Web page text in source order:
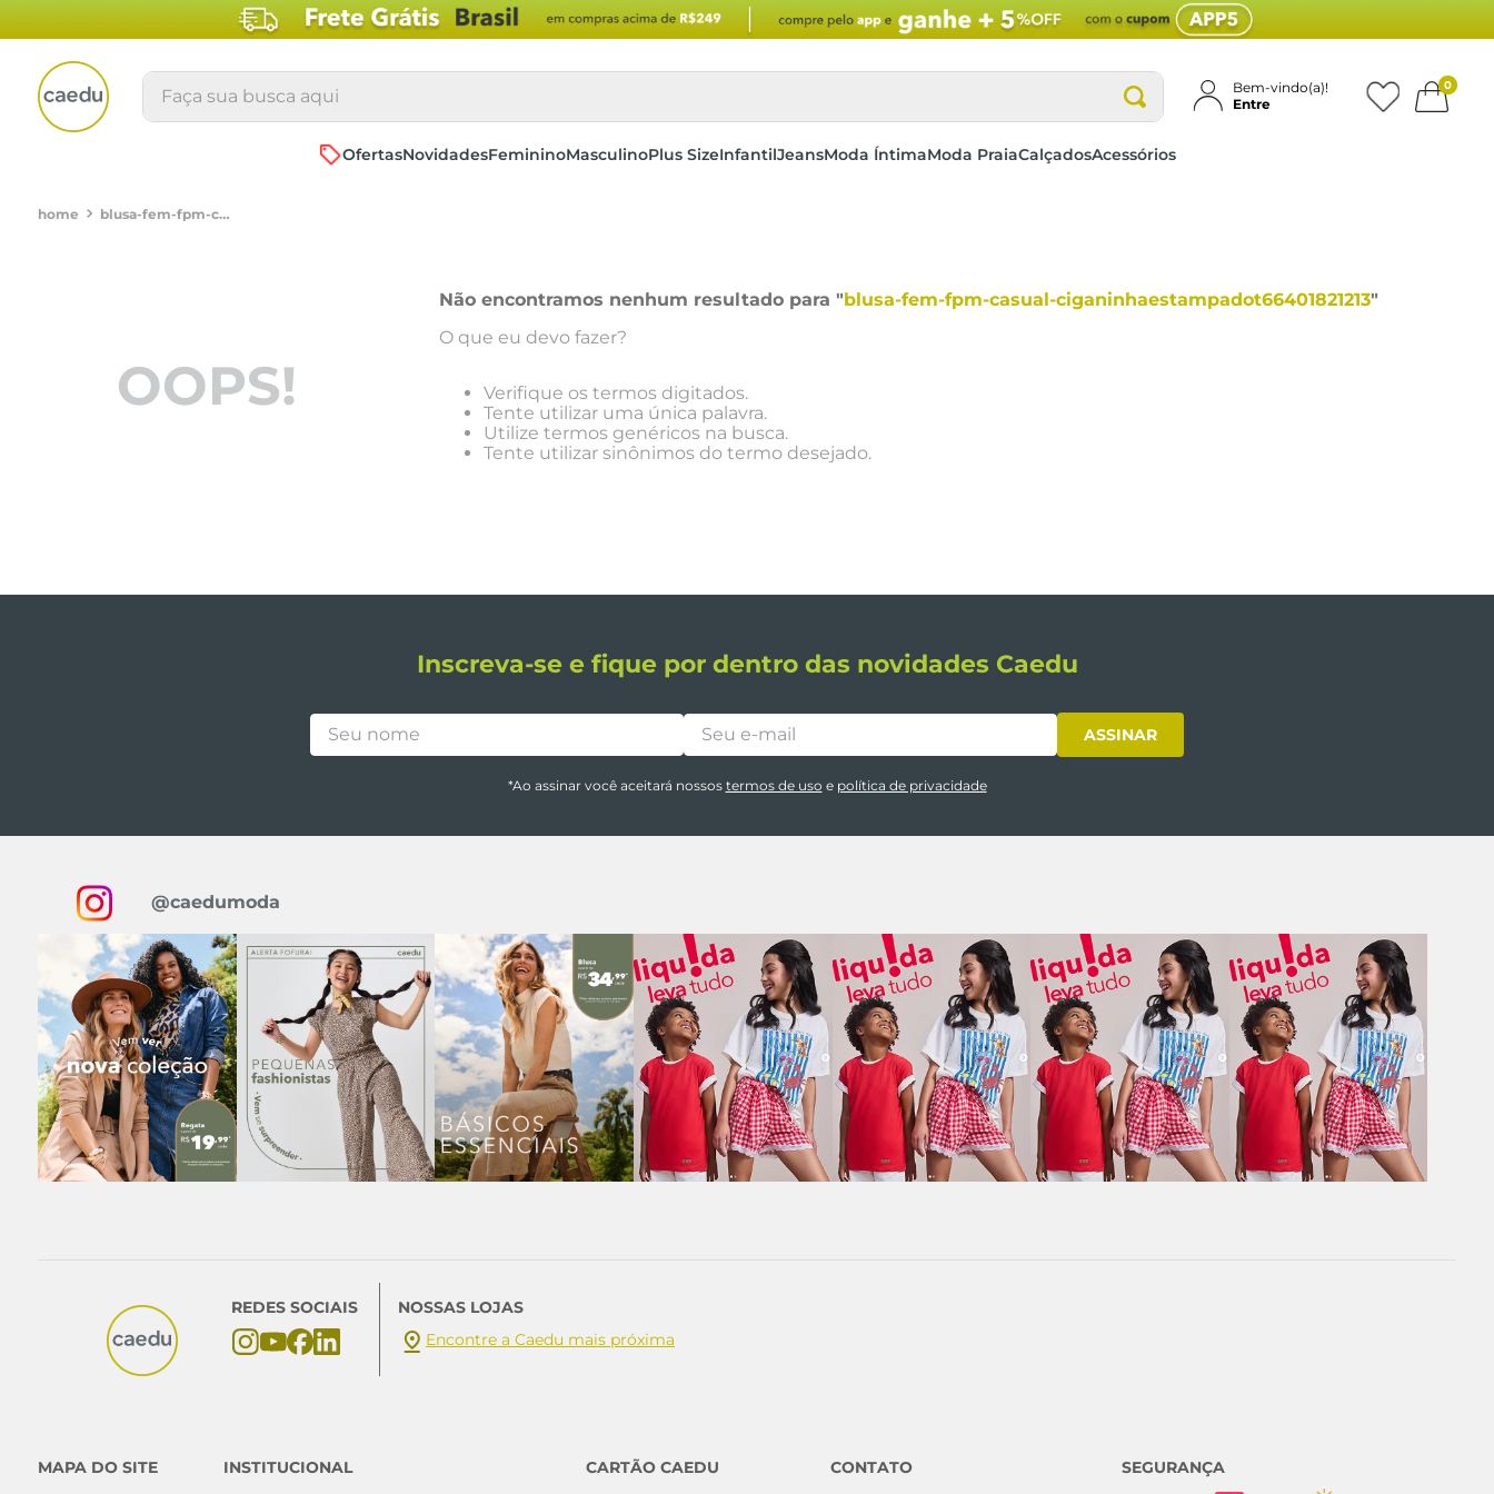
Faça sua busca aqui
Bem-vindo(a)!
Entre
0
OfertasNovidadesFemininoMasculinoPlus SizeInfantilJeansModa ÍntimaModa PraiaCalçadosAcessórios
blusa-fem-fpm-casual-ciganinhaestampadot66401821213
OOPS!
Não encontramos nenhum resultado para "blusa-fem-fpm-casual-ciganinhaestampadot66401821213"
O que eu devo fazer?
Verifique os termos digitados.
Tente utilizar uma única palavra.
Utilize termos genéricos na busca.
Tente utilizar sinônimos do termo desejado.
Inscreva-se e fique por dentro das novidades Caedu
ASSINAR
*Ao assinar você aceitará nossos termos de uso e política de privacidade
@caedumoda
REDES SOCIAIS
NOSSAS LOJAS
Encontre a Caedu mais próxima
MAPA DO SITE INSTITUCIONAL CARTÃO CAEDU CONTATO SEGURANÇA